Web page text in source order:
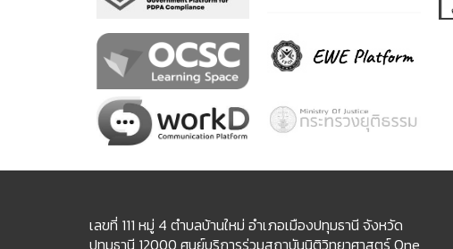
เลขที่ 111 หมู่ 4 ตำบลบ้านใหม่ อำเภอเมืองปทุมธานี จังหวัด
ปทุมธานี 12000 ศูนย์บริการร่วมสถาบันนิติวิทยาศาสตร์ One